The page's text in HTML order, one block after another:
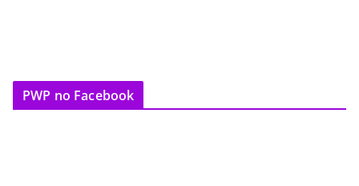
PWP no Facebook